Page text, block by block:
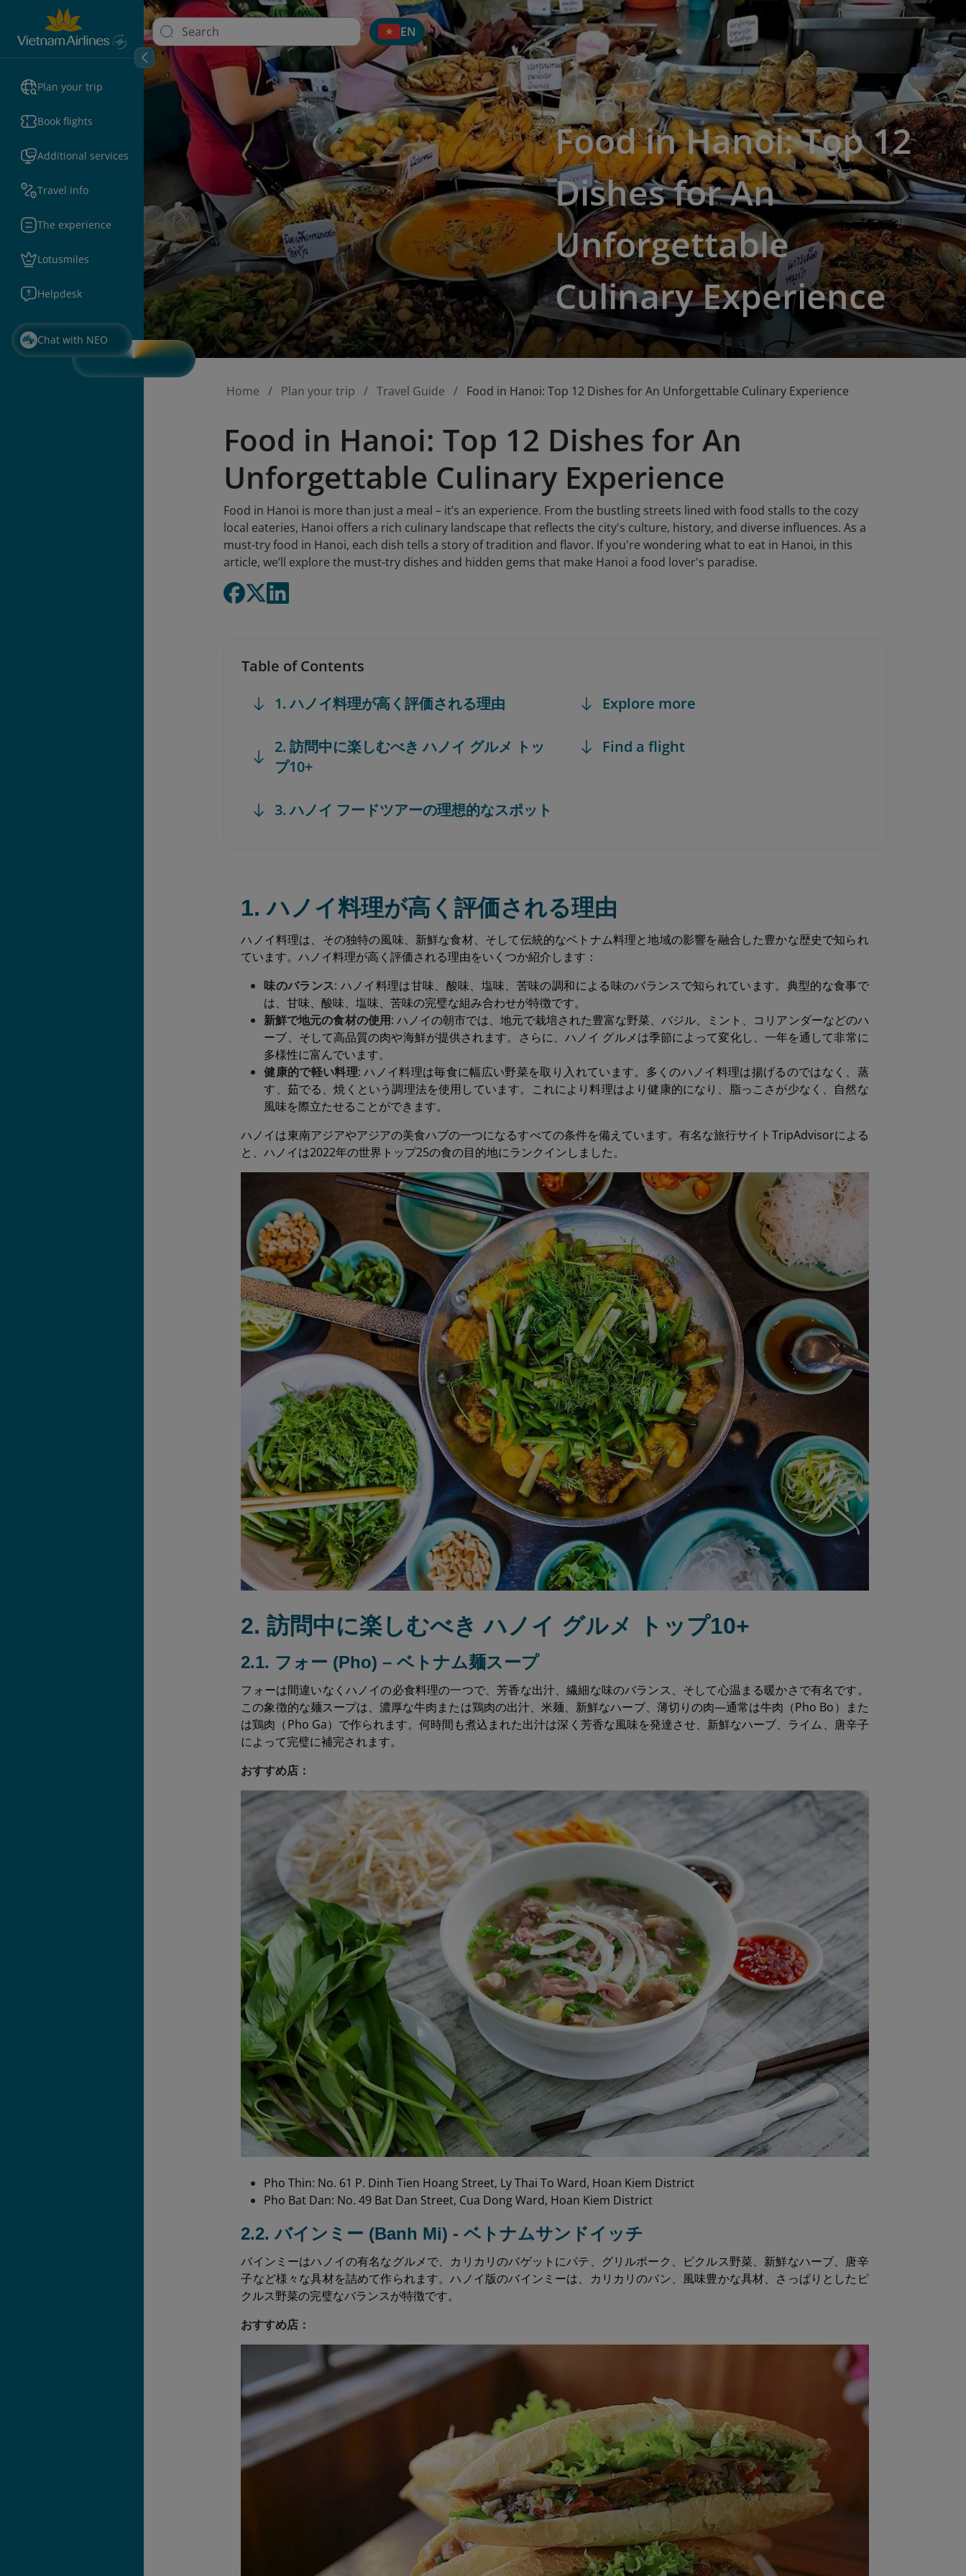
Plan your trip
Book flights
Additional services
Travel info
The experience
Lotusmiles
Helpdesk
Chat with NEO
EN
Food in Hanoi: Top 12
Dishes for An
Unforgettable
Culinary Experience
Home Plan your trip Travel Guide Food in Hanoi: Top 12 Dishes for An Unforgettable Culinary Experience
Food in Hanoi: Top 12 Dishes for An
Unforgettable Culinary Experience
Food in Hanoi is more than just a meal – it’s an experience. From the bustling streets lined with food stalls to the cozy
local eateries, Hanoi offers a rich culinary landscape that reflects the city's culture, history, and diverse influences. As a
must-try food in Hanoi, each dish tells a story of tradition and flavor. If you're wondering what to eat in Hanoi, in this
article, we’ll explore the must-try dishes and hidden gems that make Hanoi a food lover's paradise.
Table of Contents
1. ハノイ料理が高く評価される理由
2. 訪問中に楽しむべき ハノイ グルメ トッ
プ10+
3. ハノイ フードツアーの理想的なスポット
Explore more
Find a flight
1. ハノイ料理が高く評価される理由
ハノイ料理は、その独特の風味、新鮮な食材、そして伝統的なベトナム料理と地域の影響を融合した豊かな歴史で知られ
ています。ハノイ料理が高く評価される理由をいくつか紹介します：
味のバランス: ハノイ料理は甘味、酸味、塩味、苦味の調和による味のバランスで知られています。典型的な食事で
は、甘味、酸味、塩味、苦味の完璧な組み合わせが特徴です。
新鮮で地元の食材の使用: ハノイの朝市では、地元で栽培された豊富な野菜、バジル、ミント、コリアンダーなどのハ
ーブ、そして高品質の肉や海鮮が提供されます。さらに、ハノイ グルメは季節によって変化し、一年を通して非常に
多様性に富んでいます。
健康的で軽い料理: ハノイ料理は毎食に幅広い野菜を取り入れています。多くのハノイ料理は揚げるのではなく、蒸
す、茹でる、焼くという調理法を使用しています。これにより料理はより健康的になり、脂っこさが少なく、自然な
風味を際立たせることができます。
ハノイは東南アジアやアジアの美食ハブの一つになるすべての条件を備えています。有名な旅行サイトTripAdvisorによる
と、ハノイは2022年の世界トップ25の食の目的地にランクインしました。
2. 訪問中に楽しむべき ハノイ グルメ トップ10+
2.1. フォー (Pho) – ベトナム麺スープ
フォーは間違いなくハノイの必食料理の一つで、芳香な出汁、繊細な味のバランス、そして心温まる暖かさで有名です。
この象徴的な麺スープは、濃厚な牛肉または鶏肉の出汁、米麺、新鮮なハーブ、薄切りの肉—通常は牛肉（Pho Bo）また
は鶏肉（Pho Ga）で作られます。何時間も煮込まれた出汁は深く芳香な風味を発達させ、新鮮なハーブ、ライム、唐辛子
によって完璧に補完されます。
おすすめ店：
Pho Thin: No. 61 P. Dinh Tien Hoang Street, Ly Thai To Ward, Hoan Kiem District
Pho Bat Dan: No. 49 Bat Dan Street, Cua Dong Ward, Hoan Kiem District
2.2. バインミー (Banh Mi) - ベトナムサンドイッチ
バインミーはハノイの有名なグルメで、カリカリのバゲットにパテ、グリルポーク、ピクルス野菜、新鮮なハーブ、唐辛
子など様々な具材を詰めて作られます。ハノイ版のバインミーは、カリカリのパン、風味豊かな具材、さっぱりとしたピ
クルス野菜の完璧なバランスが特徴です。
おすすめ店：